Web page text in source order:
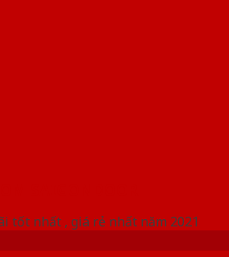
tốt nhất , giá rẻ nhất năm 2021